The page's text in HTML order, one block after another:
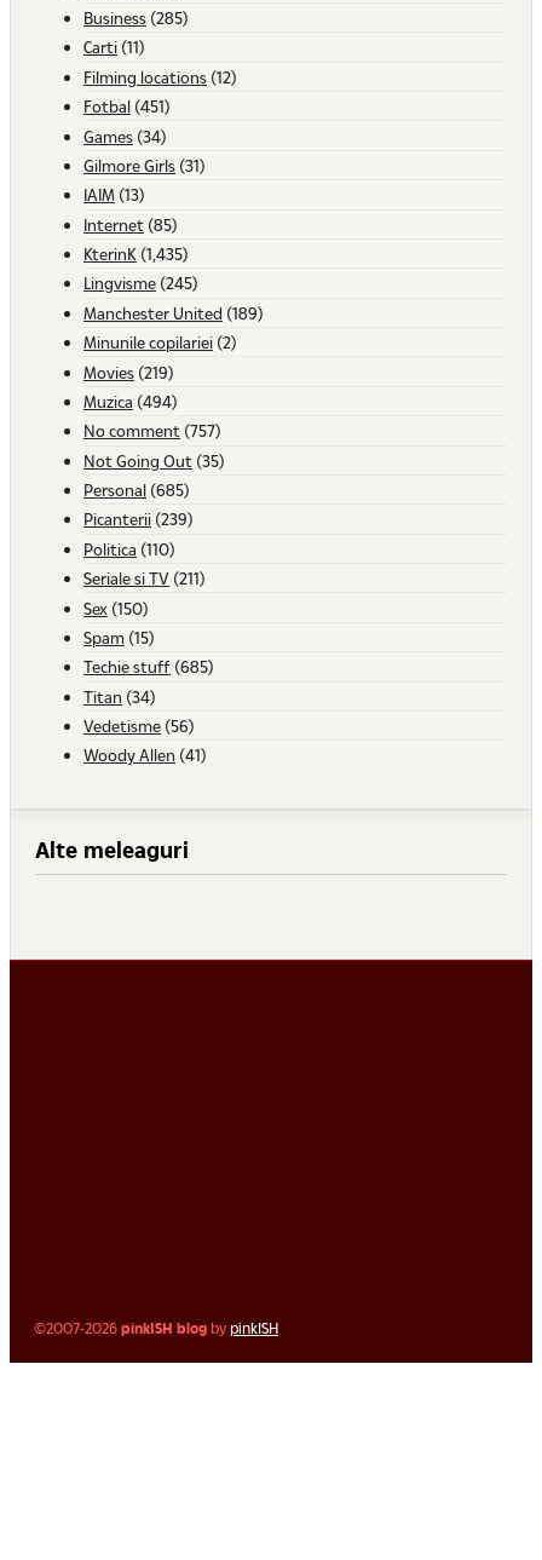
Business (285)
Carti (11)
Filming locations (12)
Fotbal (451)
Games (34)
Gilmore Girls (31)
IAIM (13)
Internet (85)
KterinK (1,435)
Lingvisme (245)
Manchester United (189)
Minunile copilariei (2)
Movies (219)
Muzica (494)
No comment (757)
Not Going Out (35)
Personal (685)
Picanterii (239)
Politica (110)
Seriale si TV (211)
Sex (150)
Spam (15)
Techie stuff (685)
Titan (34)
Vedetisme (56)
Woody Allen (41)
Alte meleaguri
©2007-2026pinkISH blog bypinkISH